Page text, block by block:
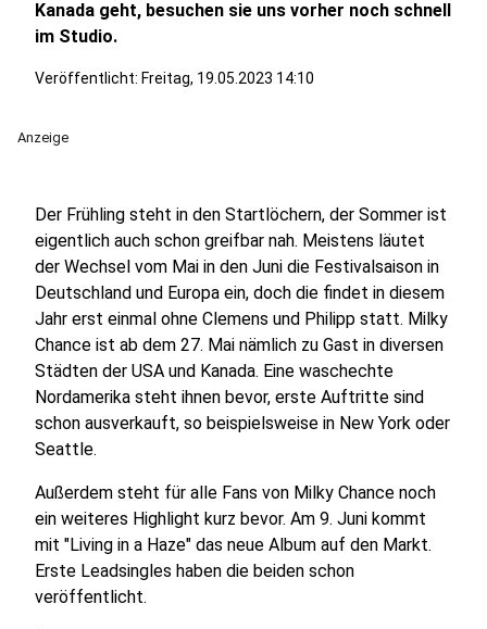
Kanada geht, besuchen sie uns vorher noch schnell
im Studio.
Veröffentlicht: Freitag, 19.05.2023 14:10
Anzeige
Der Frühling steht in den Startlöchern, der Sommer ist
eigentlich auch schon greifbar nah. Meistens läutet
der Wechsel vom Mai in den Juni die Festivalsaison in
Deutschland und Europa ein, doch die findet in diesem
Jahr erst einmal ohne Clemens und Philipp statt. Milky
Chance ist ab dem 27. Mai nämlich zu Gast in diversen
Städten der USA und Kanada. Eine waschechte
Nordamerika steht ihnen bevor, erste Auftritte sind
schon ausverkauft, so beispielsweise in New York oder
Seattle.
Außerdem steht für alle Fans von Milky Chance noch
ein weiteres Highlight kurz bevor. Am 9. Juni kommt
mit "Living in a Haze" das neue Album auf den Markt.
Erste Leadsingles haben die beiden schon
veröffentlicht.